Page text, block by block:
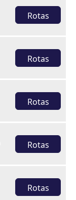
Rotas
Rotas
Rotas
Rotas
Rotas